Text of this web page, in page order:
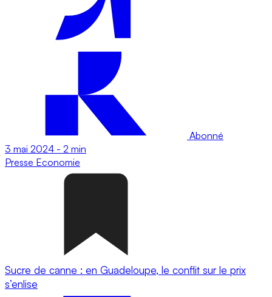
Abonné
3 mai 2024 - 2 min
Presse Economie
Sucre de canne : en Guadeloupe, le conflit sur le prix
s’enlise